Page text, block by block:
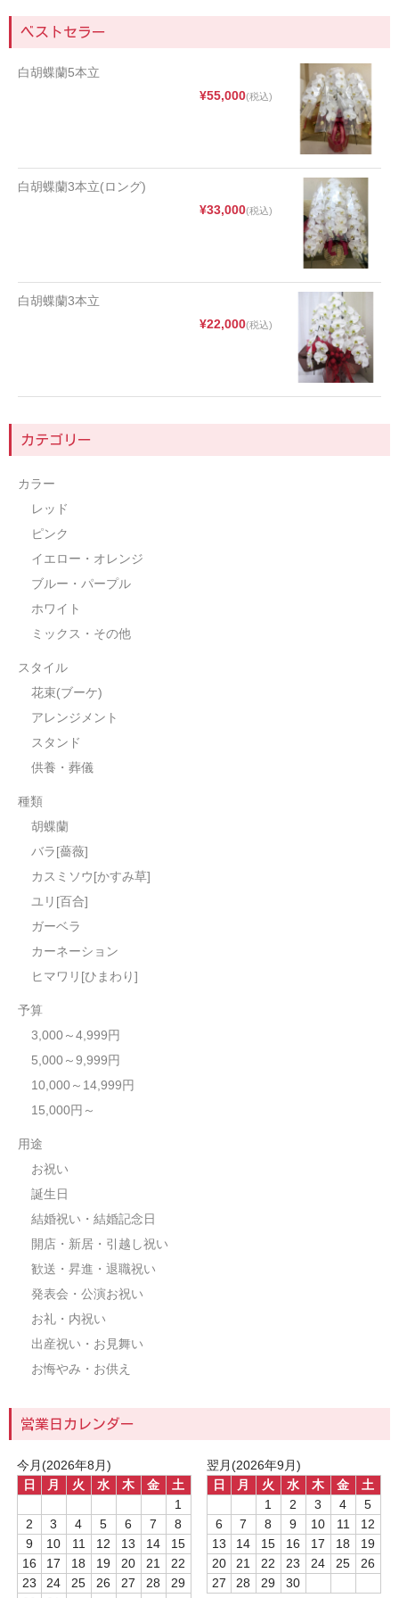
ベストセラー
白胡蝶蘭5本立
¥55,000(税込)
白胡蝶蘭3本立(ロング)
¥33,000(税込)
白胡蝶蘭3本立
¥22,000(税込)
カテゴリー
カラー
レッド
ピンク
イエロー・オレンジ
ブルー・パープル
ホワイト
ミックス・その他
スタイル
花束(ブーケ)
アレンジメント
スタンド
供養・葬儀
種類
胡蝶蘭
バラ[薔薇]
カスミソウ[かすみ草]
ユリ[百合]
ガーベラ
カーネーション
ヒマワリ[ひまわり]
予算
3,000～4,999円
5,000～9,999円
10,000～14,999円
15,000円～
用途
お祝い
誕生日
結婚祝い・結婚記念日
開店・新居・引越し祝い
歓送・昇進・退職祝い
発表会・公演お祝い
お礼・内祝い
出産祝い・お見舞い
お悔やみ・お供え
営業日カレンダー
今月(2026年8月)
日
月 火 水 木 金
土
1
2
3 4 5 6 7
8
9
10 11 12 13 14
15
16
17 18 19 20 21
22
23
24 25 26 27 28
29
翌月(2026年9月)
日
月 火 水 木 金
土
1
2 3 4
5
6
7 8 9 10 11
12
13
14 15 16 17 18
19
20
21 22 23 24 25
26
27
28 29
30